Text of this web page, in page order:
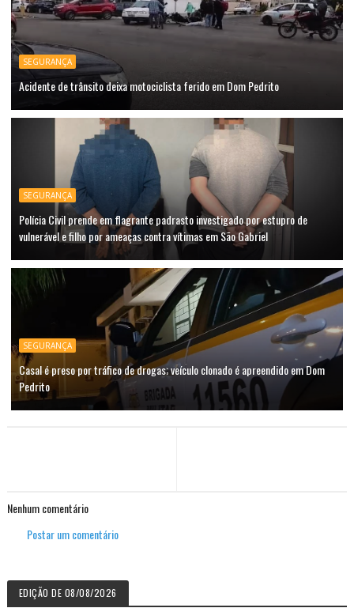
SEGURANÇA
Acidente de trânsito deixa motociclista ferido em Dom Pedrito
SEGURANÇA
Polícia Civil prende em flagrante padrasto investigado por estupro de
vulnerável e filho por ameaças contra vítimas em São Gabriel
SEGURANÇA
Casal é preso por tráfico de drogas; veículo clonado é apreendido em Dom
Pedrito
Nenhum comentário
Postar um comentário
EDIÇÃO DE 08/08/2026